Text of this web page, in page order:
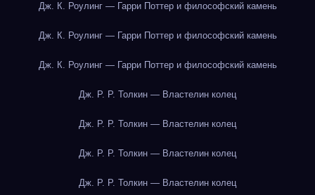
Дж. К. Роулинг — Гарри Поттер и философский камень
Дж. К. Роулинг — Гарри Поттер и философский камень
Дж. К. Роулинг — Гарри Поттер и философский камень
Дж. Р. Р. Толкин — Властелин колец
Дж. Р. Р. Толкин — Властелин колец
Дж. Р. Р. Толкин — Властелин колец
Дж. Р. Р. Толкин — Властелин колец